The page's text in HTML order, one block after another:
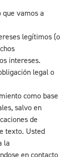
vamos a
legítimos (o
intereses.
legal o
como base
salvo en
de
texto. Usted
la
en contacto